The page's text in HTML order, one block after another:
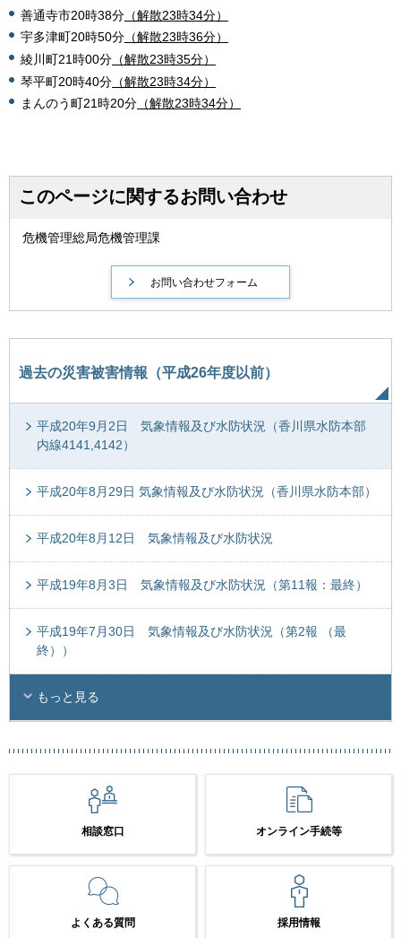
善通寺市20時38分 （解散23時34分）
宇多津町20時50分 （解散23時36分）
綾川町21時00分 （解散23時35分）
琴平町20時40分 （解散23時34分）
まんのう町21時20分 （解散23時34分）
このページに関するお問い合わせ
危機管理総局危機管理課
過去の災害被害情報（平成26年度以前）
平成20年9月2日 気象情報及び水防状況（香川県水防本部
内線4141,4142）
平成20年8月29日 気象情報及び水防状況（香川県水防本部）
平成20年8月12日 気象情報及び水防状況
平成19年8月3日 気象情報及び水防状況（第11報：最終）
平成19年7月30日 気象情報及び水防状況（第2報 （最
終））
もっと見る
相談窓口 オンライン手続等
よくある質問 採用情報